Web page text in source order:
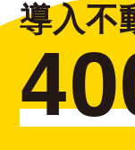
導入不